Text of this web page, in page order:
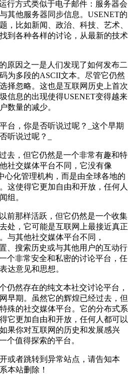
行方式类似于电子邮件：服务器会
其他服务器同步信息。USENET的
，比如新闻、政治、科技、艺术、
到各种各样的讨论，从最新的技术
原因之一是人们发现了如何发布二
为多段的ASCII文本。尽管它仍然
择忽略。这也是互联网历史上首次
信息的出现使得USENET变得越来
数量的减少。
去，但它仍然是一个非常有趣和特
社交媒体平台不同，它没有像
心化管理机构，而是由全球各地的
这使得它更加自由和开放，任何人
组。
前那样活跃，但它仍然是一个收集
处，它可能是互联网上最接近真正
与其他社交媒体平台不同，
、搜索历史或与其他用户的互动行
个非常安全和私密的讨论平台，任
达意见和思想。
仍然存在的纯文本社交讨论平台，
早期。虽然它的辉煌已经过去，但
殊的社交媒体平台。它的分布式系
它更加自由和开放，任何人都可以
果你对互联网的历史和发展感兴
个值得探索的平台。
或者跳转到异常站点，请告知本
本站删除！